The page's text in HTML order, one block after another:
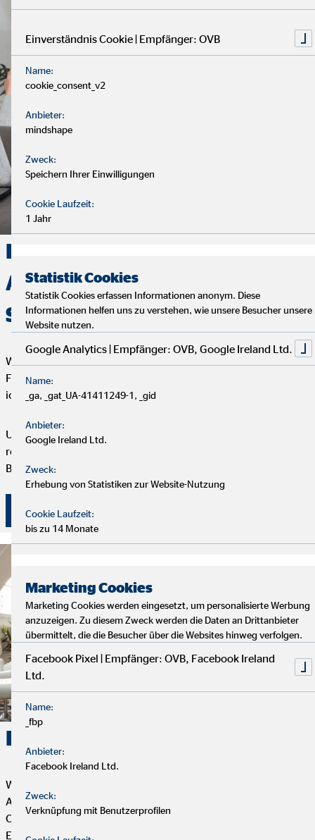
Deine Finanzen, Dein Weg:
Analyse, Beratung und
Service
Wir starten mit einem entspannten Analysegespräch, um deine
Finanzen und Ziele kennenzulernen. Anschließend präsentiere
ich dir maßgeschneiderte Finanzlösungen.
Um deine Finanzplanung aktuell zu halten, bieten wir
regelmäßige Servicegespräche an. Vertrauen und persönliche
Betreuung stehen bei uns an erster Stelle.
Überzeuge dich selbst von unserer Beratung!
Karriere. Erfolg. OVB.
Wenn du Flexibilität, Selbstbestimmung und eine erfüllende
Aufgabe mit Sinn und Zweck suchst, dann ist die Tätigkeit als
OVB Finanzberater*in genau das Richtige für dich. Dein
Engagement bestimmt, wie weit du bei uns kommen kannst.
Einverständnis Cookie | Empfänger: OVB
Name:
cookie_consent_v2
Anbieter:
mindshape
Zweck:
Speichern Ihrer Einwilligungen
Cookie Laufzeit:
1 Jahr
Statistik Cookies
Statistik Cookies erfassen Informationen anonym. Diese
Informationen helfen uns zu verstehen, wie unsere Besucher unsere
Website nutzen.
Google Analytics | Empfänger: OVB, Google Ireland Ltd.
Name:
_ga, _gat_UA-41411249-1, _gid
Anbieter:
Google Ireland Ltd.
Zweck:
Erhebung von Statistiken zur Website-Nutzung
Cookie Laufzeit:
bis zu 14 Monate
Marketing Cookies
Marketing Cookies werden eingesetzt, um personalisierte Werbung
anzuzeigen. Zu diesem Zweck werden die Daten an Drittanbieter
übermittelt, die die Besucher über die Websites hinweg verfolgen.
Facebook Pixel | Empfänger: OVB, Facebook Ireland
Ltd.
Name:
_fbp
Anbieter:
Facebook Ireland Ltd.
Zweck:
Verknüpfung mit Benutzerprofilen